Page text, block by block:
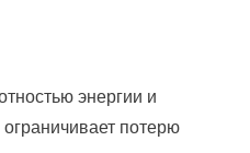
энергии и
потерю